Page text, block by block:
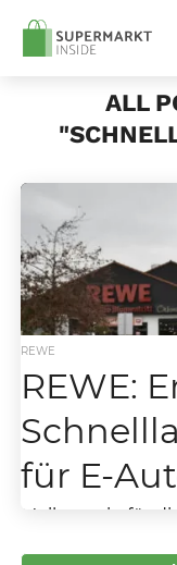
ALL
REWE
REWE:
für E-
Meilenstein für